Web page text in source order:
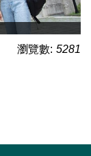
瀏覽數: 5281